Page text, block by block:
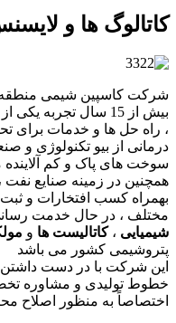
کاتالوگ ها و
شرکت کاسپین شیمی منطقه
بیش از 15 سال
، راه حل ها و خدمات برای
درمانی از بیو تکنولوژی و
سوخت های پاک و کم
بهمراه کسب افتخارات و
مختلف ، در حال خدمت رسانی
شیمیایی ،کاتالیست ها و
پتروشیمی کشور می باشد
این شرکت با در دست
خطوط تولیدی و مشاوره
اختصاصاً به منظور اصلاح